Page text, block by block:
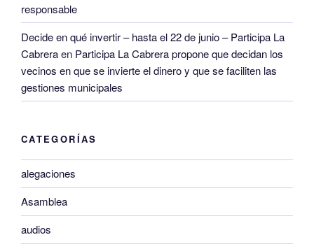
responsable
Decide en qué invertir – hasta el 22 de junio – Participa La
Cabreraen Participa La Cabrera propone que decidan los
vecinos en que se invierte el dinero y que se faciliten las
gestiones municipales
CATEGORÍAS
alegaciones
Asamblea
audios